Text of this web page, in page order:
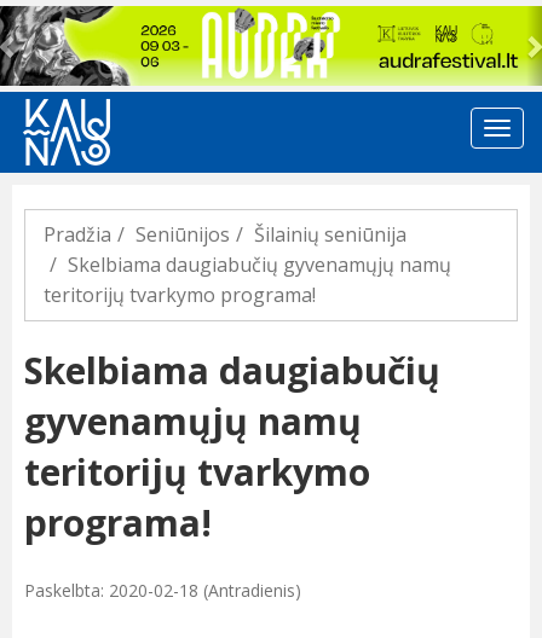
Previous
Pradžia Seniūnijos
Šilainių seniūnija
Skelbiama daugiabučių gyvenamųjų namų
teritorijų tvarkymo programa!
Skelbiama daugiabučių
gyvenamųjų namų
teritorijų tvarkymo
programa!
Paskelbta: 2020-02-18 (Antradienis)